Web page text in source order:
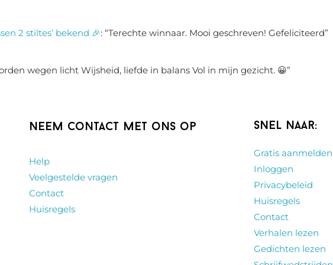
2 stiltes’ bekend 🎉: “Terechte winnaar. Mooi geschreven! Gefeliciteerd”
wegen licht Wijsheid, liefde in balans Vol in mijn gezicht. 😀”
Neem contact met ons op
Help
Veelgestelde vragen
Contact
Huisregels
Snel naar:
Gratis aanmelden
Inloggen
Privacybeleid
Huisregels
Contact
Verhalen lezen
Gedichten lezen